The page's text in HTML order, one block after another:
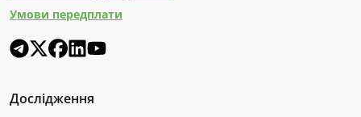
Умови передплати
Дослідження